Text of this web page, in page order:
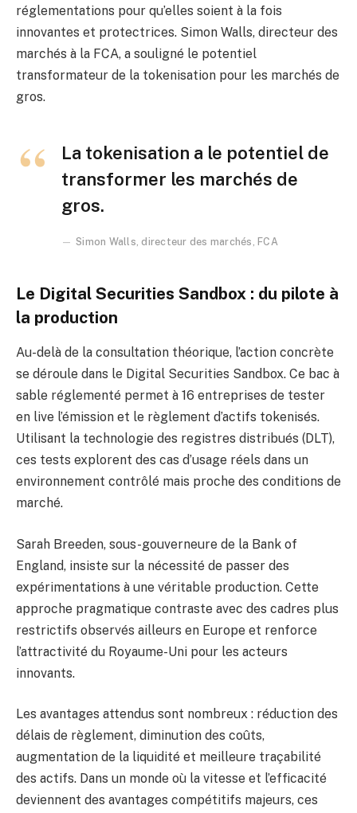
réglementations pour qu’elles soient à la fois
innovantes et protectrices. Simon Walls, directeur des
marchés à la FCA, a souligné le potentiel
transformateur de la tokenisation pour les marchés de
gros.
La tokenisation a le potentiel de
transformer les marchés de
gros.
Simon Walls, directeur des marchés, FCA
Le Digital Securities Sandbox : du pilote à
la production
Au-delà de la consultation théorique, l’action concrète
se déroule dans le Digital Securities Sandbox. Ce bac à
sable réglementé permet à 16 entreprises de tester
en live l’émission et le règlement d’actifs tokenisés.
Utilisant la technologie des registres distribués (DLT),
ces tests explorent des cas d’usage réels dans un
environnement contrôlé mais proche des conditions de
marché.
Sarah Breeden, sous-gouverneure de la Bank of
England, insiste sur la nécessité de passer des
expérimentations à une véritable production. Cette
approche pragmatique contraste avec des cadres plus
restrictifs observés ailleurs en Europe et renforce
l’attractivité du Royaume-Uni pour les acteurs
innovants.
Les avantages attendus sont nombreux : réduction des
délais de règlement, diminution des coûts,
augmentation de la liquidité et meilleure traçabilité
des actifs. Dans un monde où la vitesse et l’efficacité
deviennent des avantages compétitifs majeurs, ces